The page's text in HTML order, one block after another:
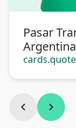
Pasar
chevron_left chevron_right